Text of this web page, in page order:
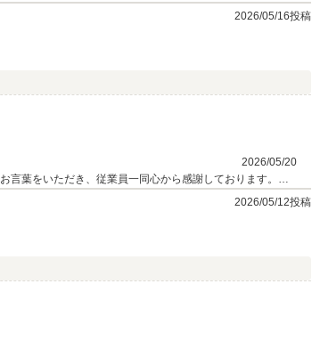
2026/05/16投稿
2026/05/20
言葉をいただき、従業員一同心から感謝しております。今
いませ。また、お近くへいらした際はぜひお気軽にお立ち寄
2026/05/12投稿